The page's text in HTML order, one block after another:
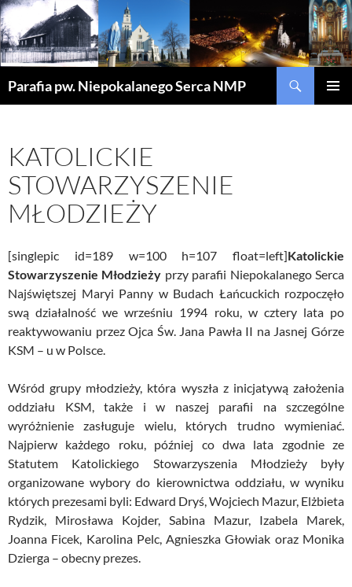
Parafia pw. Niepokalanego Serca NMP
KATOLICKIE
STOWARZYSZENIE
MŁODZIEŻY
[singlepic id=189 w=100 h=107 float=left]Katolickie
Stowarzyszenie Młodzieży przy parafii Niepokalanego Serca
Najświętszej Maryi Panny w Budach Łańcuckich rozpoczęło
swą działalność we wrześniu 1994 roku, w cztery lata po
reaktywowaniu przez Ojca Św. Jana Pawła II na Jasnej Górze
KSM – u w Polsce.
Wśród grupy młodzieży, która wyszła z inicjatywą założenia
oddziału KSM, także i w naszej parafii na szczególne
wyróżnienie zasługuje wielu, których trudno wymieniać.
Najpierw każdego roku, później co dwa lata zgodnie ze
Statutem Katolickiego Stowarzyszenia Młodzieży były
organizowane wybory do kierownictwa oddziału, w wyniku
których prezesami byli: Edward Dryś, Wojciech Mazur, Elżbieta
Rydzik, Mirosława Kojder, Sabina Mazur, Izabela Marek,
Joanna Ficek, Karolina Pelc, Agnieszka Głowiak oraz Monika
Dzierga – obecny prezes.